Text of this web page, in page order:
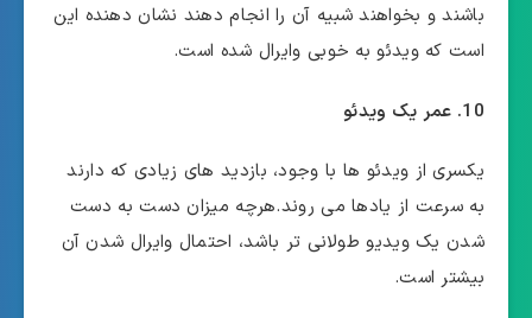
باشند و بخواهند شبیه آن را انجام دهند نشان دهنده این
است که ویدئو به خوبی وایرال شده است.
10. عمر یک ویدئو
یکسری از ویدئو ها با وجود، بازدید های زیادی که دارند
به سرعت از یادها می روند.هرچه میزان دست به دست
شدن یک ویدیو طولانی تر باشد، احتمال وایرال شدن آن
بیشتر است.